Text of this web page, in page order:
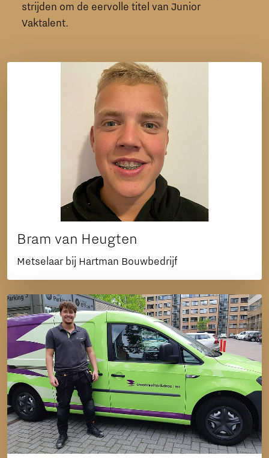
strijden om de eervolle titel van Junior
Vaktalent.
Bram van Heugten
Metselaar bij Hartman Bouwbedrijf